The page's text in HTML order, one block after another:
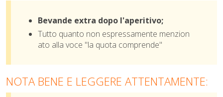
Bevande extra dopo l'aperitivo;
Tutto quanto non espressamente menzion
ato alla voce "la quota comprende"
NOTA BENE E LEGGERE ATTENTAMENTE: